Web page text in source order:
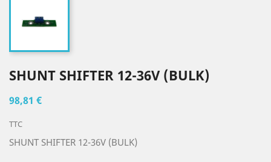
SHUNT SHIFTER 12-36V (BULK)
98,81 €
TTC
SHUNT SHIFTER 12-36V (BULK)